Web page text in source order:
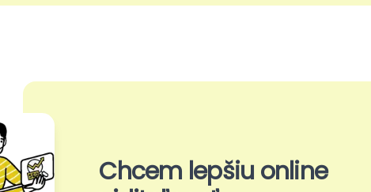
Chcem lepšiu online